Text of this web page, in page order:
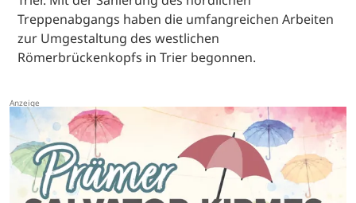
Treppenabgangs haben die umfangreichen Arbeiten
zur Umgestaltung des westlichen
Römerbrückenkopfs in Trier begonnen.